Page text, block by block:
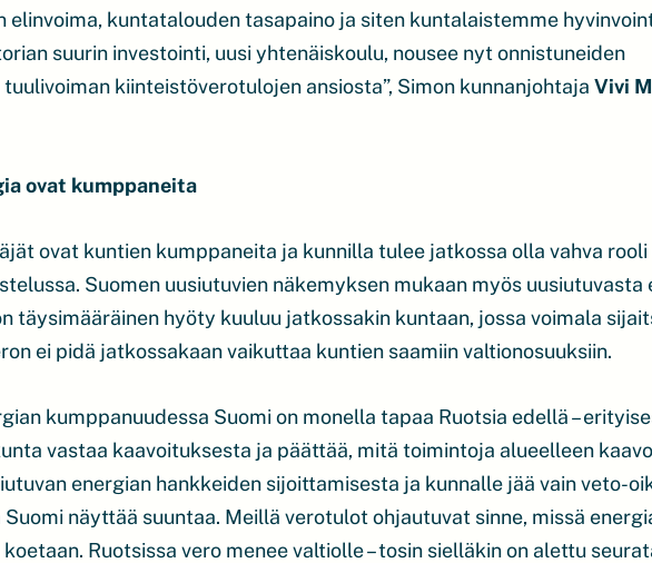
elinvoima, kuntatalouden tasapaino ja siten kuntalaistemme
suurin investointi, uusi yhtenäiskoulu, nousee nyt onnistuneiden
kiinteistöverotulojen ansiosta”, Simon kunnanjohtaja Vivi
ovat kumppaneita
ovat kuntien kumppaneita ja kunnilla tulee jatkossa olla vahva rooli
Suomen uusiutuvien näkemyksen mukaan myös uusiutuvasta
täysimääräinen hyöty kuuluu jatkossakin kuntaan, jossa voimala
ei pidä jatkossakaan vaikuttaa kuntien saamiin valtionosuuksiin.
kumppanuudessa Suomi on monella tapaa Ruotsia edellä –
vastaa kaavoituksesta ja päättää, mitä toimintoja alueelleen
energian hankkeiden sijoittamisesta ja kunnalle jää vain veto-
näyttää suuntaa. Meillä verotulot ohjautuvat sinne, missä
Ruotsissa vero menee valtiolle – tosin sielläkin on alettu